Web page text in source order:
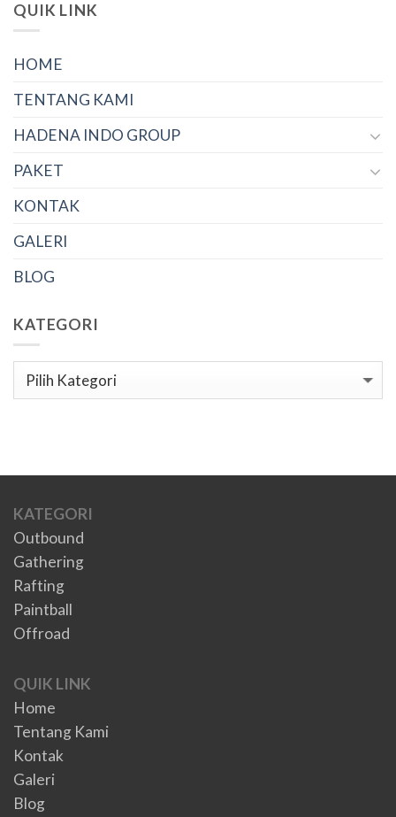
QUIK LINK
HOME
TENTANG KAMI
HADENA INDO GROUP
PAKET
KONTAK
GALERI
BLOG
KATEGORI
Kategori
KATEGORI
Outbound
Gathering
Rafting
Paintball
Offroad
QUIK LINK
Home
Tentang Kami
Kontak
Galeri
Blog